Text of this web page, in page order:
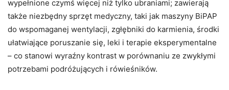
wypełnione czymś więcej niż tylko ubraniami; zawierają
także niezbędny sprzęt medyczny, taki jak maszyny BiPAP
do wspomaganej wentylacji, zgłębniki do karmienia, środki
ułatwiające poruszanie się, leki i terapie eksperymentalne
– co stanowi wyraźny kontrast w porównaniu ze zwykłymi
potrzebami podróżujących i rówieśników.